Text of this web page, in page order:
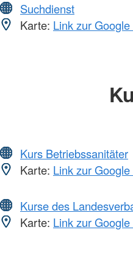
Suchdienst
Karte: Link zur
Kurs Betriebssanitäter
Karte: Link zur
Kurse des
Karte: Link zur